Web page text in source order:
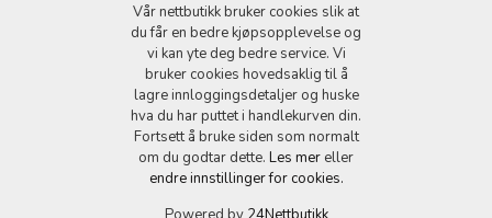
Vår nettbutikk bruker cookies slik at
du får en bedre kjøpsopplevelse og
vi kan yte deg bedre service. Vi
bruker cookies hovedsaklig til å
lagre innloggingsdetaljer og huske
hva du har puttet i handlekurven din.
Fortsett å bruke siden som normalt
om du godtar dette. Les mer eller
endre innstillinger for cookies.